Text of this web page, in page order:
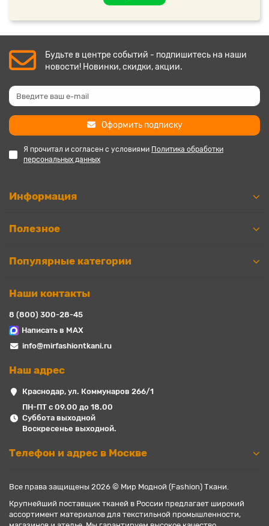
Будьте в центре событий - подпишитесь на наши
новости! Новинки, скидки, акции.
Оформить подписку
Я прочитал и согласен с условиями Политика обработки
персональных данных
Информация
Полезное
Популярные категории
Наши контакты
8 (800) 300-28-45
Написать в MAX
info@mirfashiontkani.ru
Наш адрес
Краснодар, ул. Коммунаров 266/1
ПН-ПТ с 09.00 до 18.00
Суббота выходной
Воскресенье выходной.
Телефон и адрес в Москве
Все права защищены 2026 © Мир Модной (Fashion) Ткани.
Крупнейший поставщик тканей в России предлагает широкий
ассортимент материалов для текстильной промышленности,